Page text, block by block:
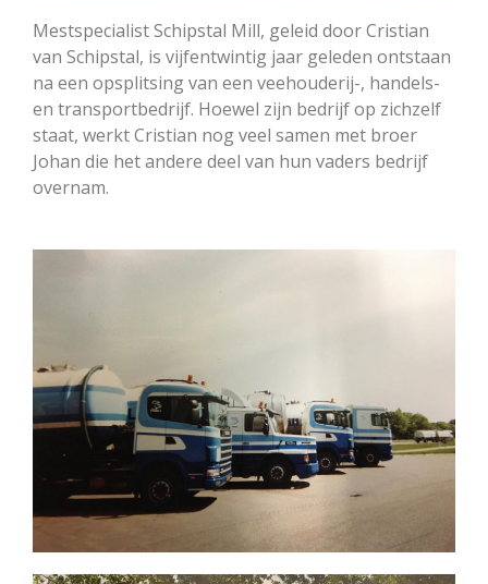
Mestspecialist Schipstal Mill, geleid door Cristian
van Schipstal, is vijfentwintig jaar geleden ontstaan
na een opsplitsing van een veehouderij-, handels-
en transportbedrijf. Hoewel zijn bedrijf op zichzelf
staat, werkt Cristian nog veel samen met broer
Johan die het andere deel van hun vaders bedrijf
overnam.